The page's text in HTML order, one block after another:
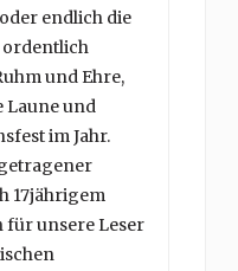
endlich die
ordentlich
und Ehre,
Laune und
im Jahr.
17jährigem
für unsere Leser